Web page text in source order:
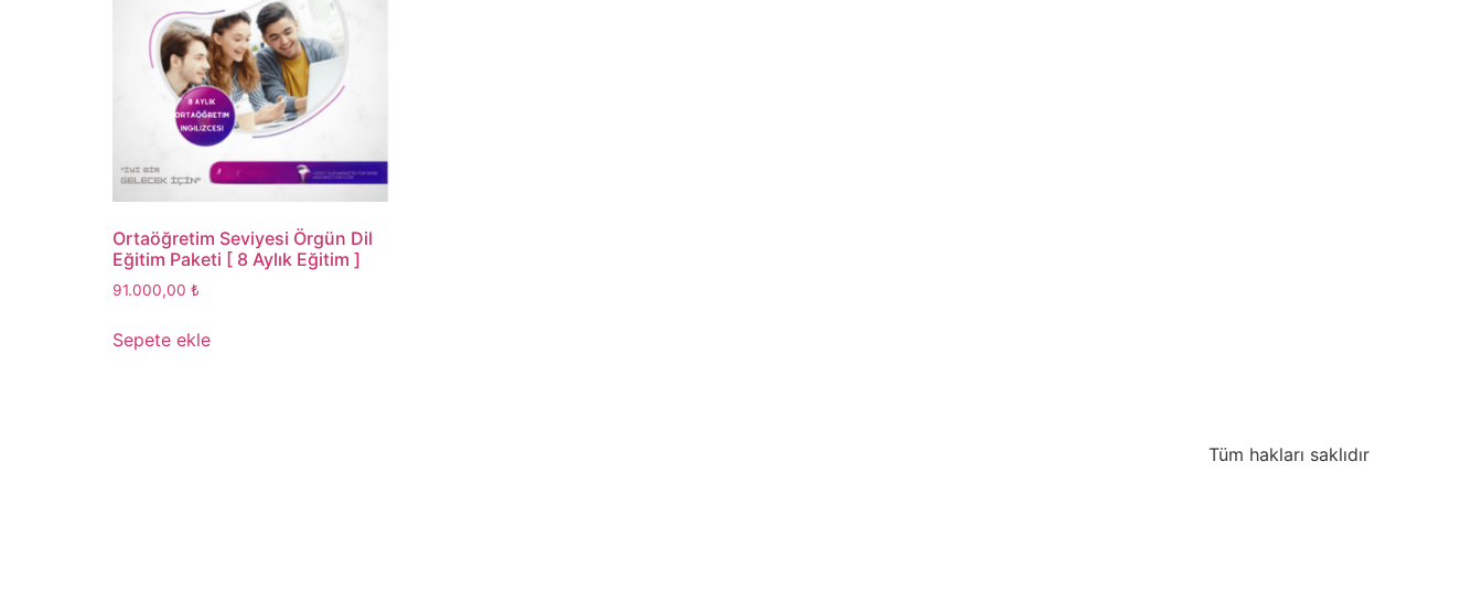
Ortaöğretim Seviyesi Örgün Dil
Eğitim Paketi [ 8 Aylık Eğitim ]
91.000,00 ₺
Sepete ekle
Tüm hakları saklıdır